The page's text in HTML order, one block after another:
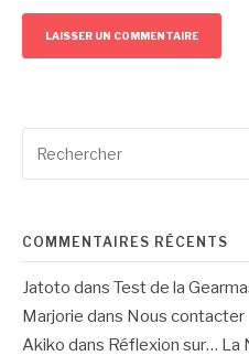
pour
COMMENTAIRES RÉCENTS
Jatoto dans Test de la
Marjorie dans Nous contacter
Akiko dans Réflexion sur… La